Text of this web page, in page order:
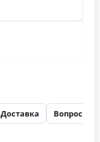
Доставка Вопросы